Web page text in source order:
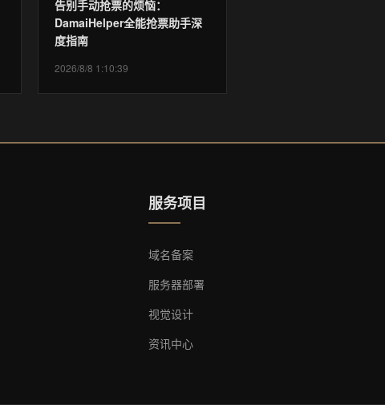
告别手动抢票的烦恼：
DamaiHelper全能抢票助手深
度指南
2026/8/8 1:10:39
服务项目
域名备案
服务器部署
视觉设计
资讯中心